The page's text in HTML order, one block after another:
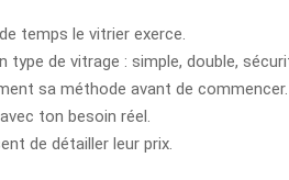
temps le vitrier exerce.
type de vitrage : simple, double,
sa méthode avant de commencer.
ton besoin réel.
de détailler leur prix.